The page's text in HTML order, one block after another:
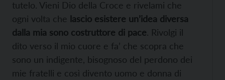
tutelo. Vieni Dio della Croce e rivelami che
ogni volta che lascio esistere un’idea diversa
dalla mia sono costruttore di pace. Rivolgi il
dito verso il mio cuore e fa’ che scopra che
sono un indigente, bisognoso del perdono dei
mie fratelli e così divento uomo e donna di